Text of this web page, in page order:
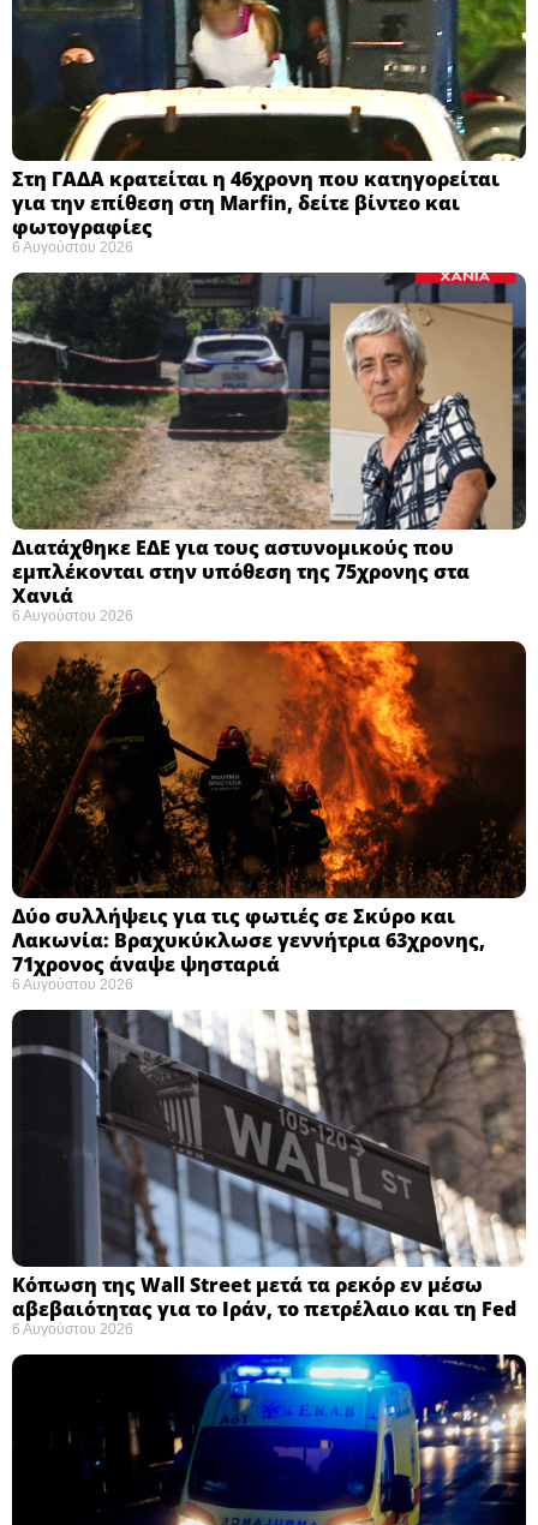
Στη ΓΑΔΑ κρατείται η 46χρονη που κατηγορείται
για την επίθεση στη Marfin, δείτε βίντεο και
φωτογραφίες
6 Αυγούστου 2026
Διατάχθηκε ΕΔΕ για τους αστυνομικούς που
εμπλέκονται στην υπόθεση της 75χρονης στα
Χανιά
6 Αυγούστου 2026
Δύο συλλήψεις για τις φωτιές σε Σκύρο και
Λακωνία: Βραχυκύκλωσε γεννήτρια 63χρονης,
71χρονος άναψε ψησταριά
6 Αυγούστου 2026
Κόπωση της Wall Street μετά τα ρεκόρ εν μέσω
αβεβαιότητας για το Ιράν, το πετρέλαιο και τη Fed
6 Αυγούστου 2026